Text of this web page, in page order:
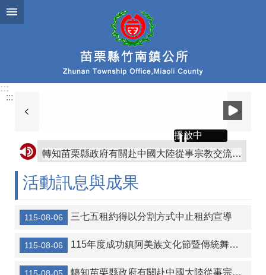
跳到主要內容區塊
:::
:::
播放中
活動訊息與成果
115-08-06 三七五租約得以分割方式中止租約宣導
115-08-06 115年度成功鎮阿美族文化節暨傳統舞蹈競賽及族語推廣系列活動
轉知苗栗縣政府有關赴中國大陸從事宗教交流相關風險及注意事項